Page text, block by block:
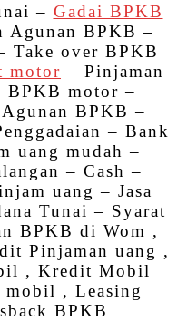
– Gadai BPKB
Agunan BPKB –
Take over BPKB
motor – Pinjaman
BPKB motor –
BPKB –
– Bank
uang mudah –
– Cash –
uang – Jasa
Tunai – Syarat
BPKB di Wom ,
Pinjaman uang ,
, Kredit Mobil
mobil , Leasing
BPKB